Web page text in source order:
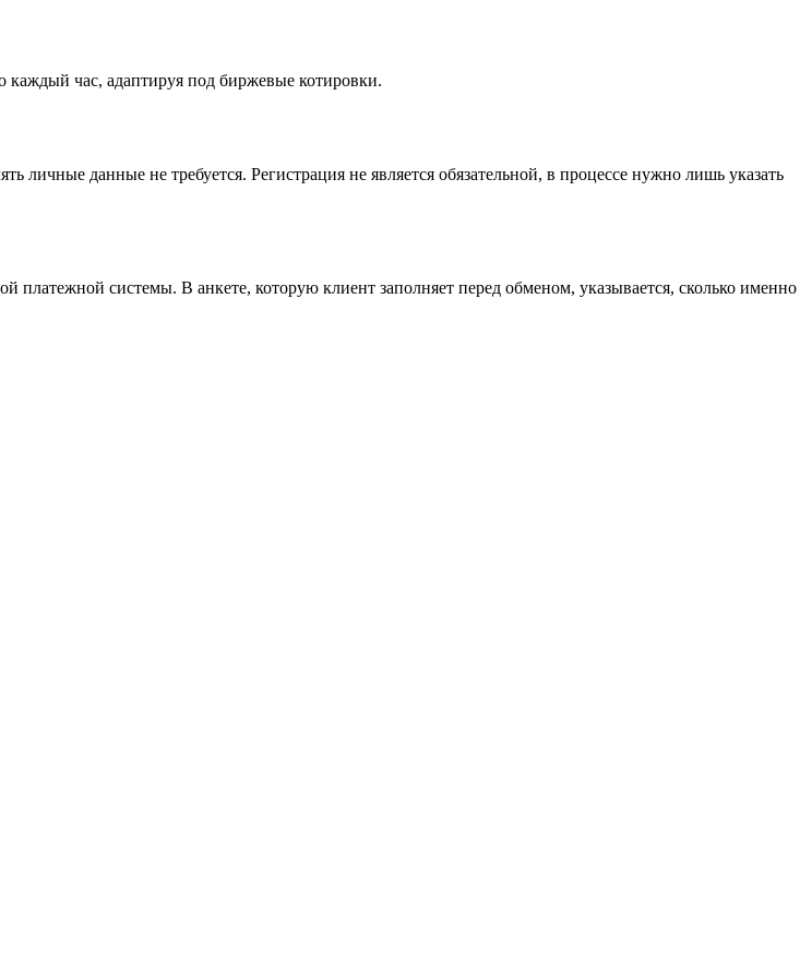
час, адаптируя под биржевые котировки.
данные не требуется. Регистрация не является обязательной, в процессе нужно лишь указать
системы. В анкете, которую клиент заполняет перед обменом, указывается, сколько именно